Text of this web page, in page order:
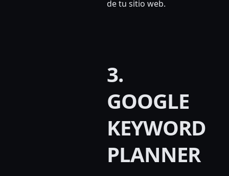
de tu sitio web.
3.
GOOGLE
KEYWORD
PLANNER